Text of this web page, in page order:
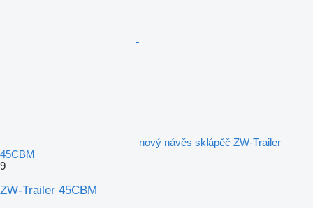
nový návěs sklápěč ZW-Trailer
45CBM
9
ZW-Trailer 45CBM